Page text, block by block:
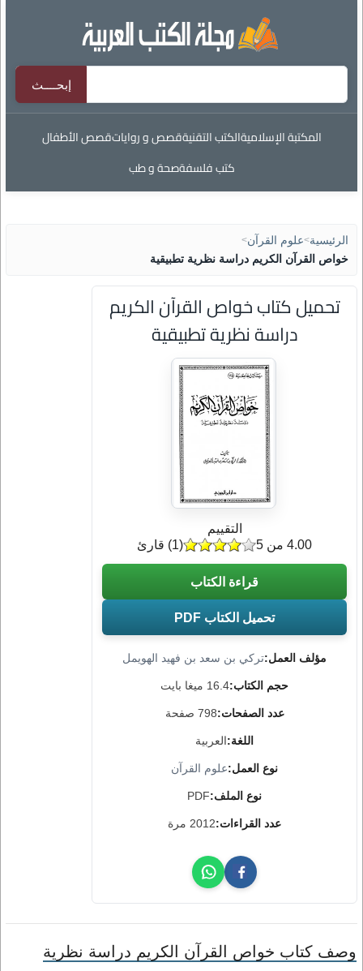
المكتبة الإسلاميةالكتب التقنيةقصص و رواياتقصص الأطفال
كتب فلسفةصحة و طب
الرئيسية>علوم القرآن>
خواص القرآن الكريم دراسة نظرية تطبيقية
تحميل كتاب خواص القرآن الكريم
دراسة نظرية تطبيقية
مؤلف العمل:تركي بن سعد بن فهيد الهويمل
حجم الكتاب:16.4 ميغا بايت
عدد الصفحات:798 صفحة
اللغة:العربية
نوع العمل:علوم القرآن
نوع الملف:PDF
عدد القراءات:2012 مرة
التقييم
(
1) قارئ 4.00 من 5
قراءة الكتاب
تحميل الكتاب PDF
وصف كتاب خواص القرآن الكريم دراسة نظرية